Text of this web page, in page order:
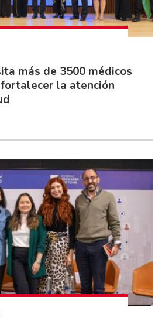
más de 3500 médicos
la atención